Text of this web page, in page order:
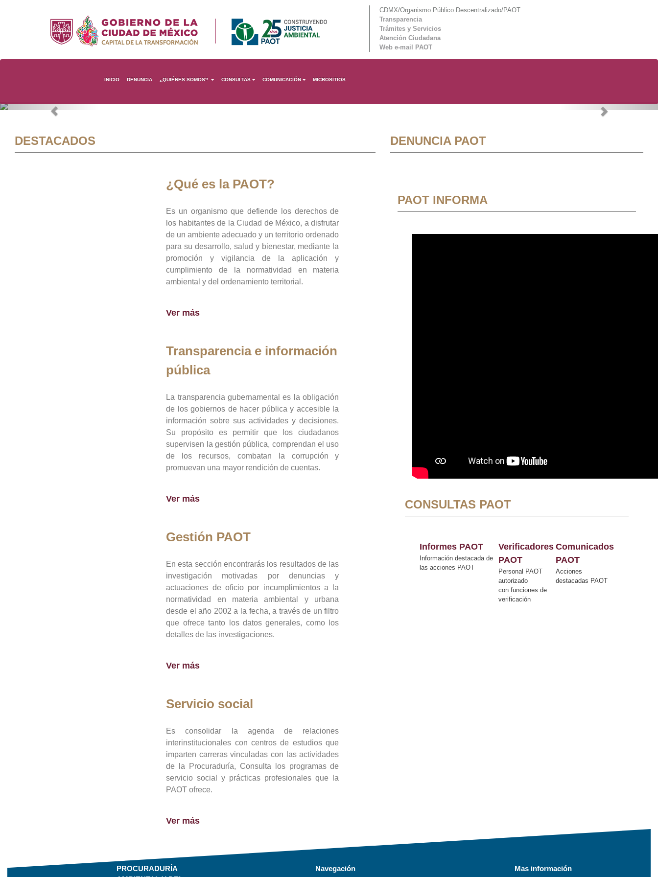
CDMX/Organismo Público Descentralizado/PAOT
Transparencia
Trámites y Servicios
Atención Ciudadana
Web e-mail PAOT
INICIO DENUNCIA ¿QUIÉNES SOMOS? CONSULTAS COMUNICACIÓN MICROSITIOS
Previous Next
DESTACADOS
¿Qué es la PAOT?
Es un organismo que defiende los derechos de
los habitantes de la Ciudad de México, a disfrutar
de un ambiente adecuado y un territorio ordenado
para su desarrollo, salud y bienestar, mediante la
promoción y vigilancia de la aplicación y
cumplimiento de la normatividad en materia
ambiental y del ordenamiento territorial.
Ver más
Transparencia e información
pública
La transparencia gubernamental es la obligación
de los gobiernos de hacer pública y accesible la
información sobre sus actividades y decisiones.
Su propósito es permitir que los ciudadanos
supervisen la gestión pública, comprendan el uso
de los recursos, combatan la corrupción y
promuevan una mayor rendición de cuentas.
Ver más
Gestión PAOT
En esta sección encontrarás los resultados de las
investigación motivadas por denuncias y
actuaciones de oficio por incumplimientos a la
normatividad en materia ambiental y urbana
desde el año 2002 a la fecha, a través de un filtro
que ofrece tanto los datos generales, como los
detalles de las investigaciones.
Ver más
Servicio social
Es consolidar la agenda de relaciones
interinstitucionales con centros de estudios que
imparten carreras vinculadas con las actividades
de la Procuraduría, Consulta los programas de
servicio social y prácticas profesionales que la
PAOT ofrece.
Ver más
DENUNCIA PAOT
PAOT INFORMA
CONSULTAS PAOT
Informes PAOT
Información destacada de
las acciones PAOT
Verificadores
PAOT
Personal PAOT
autorizado
con funciones de
verificación
Comunicados
PAOT
Acciones
destacadas PAOT
PROCURADURÍA
Navegación Mas información